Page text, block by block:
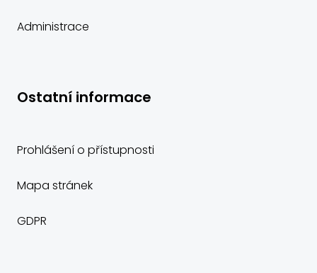
Administrace
Ostatní informace
Prohlášení o přístupnosti
Mapa stránek
GDPR